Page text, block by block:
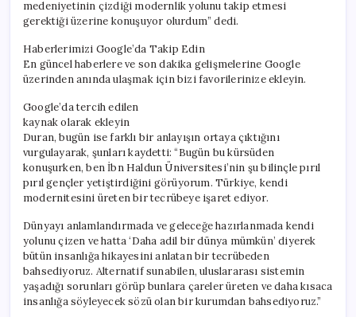
medeniyetinin çizdiği modernlik yolunu takip etmesi
gerektiği üzerine konuşuyor olurdum” dedi.
Haberlerimizi Google’da Takip Edin
En güncel haberlere ve son dakika gelişmelerine Google
üzerinden anında ulaşmak için bizi favorilerinize ekleyin.
Google’da tercih edilen
kaynak olarak ekleyin
Duran, bugün ise farklı bir anlayışın ortaya çıktığını
vurgulayarak, şunları kaydetti: “Bugün bu kürsüden
konuşurken, ben İbn Haldun Üniversitesi’nin şu bilinçle pırıl
pırıl gençler yetiştirdiğini görüyorum. Türkiye, kendi
modernitesini üreten bir tecrübeye işaret ediyor.
Dünyayı anlamlandırmada ve geleceğe hazırlanmada kendi
yolunu çizen ve hatta ‘Daha adil bir dünya mümkün’ diyerek
bütün insanlığa hikayesini anlatan bir tecrübeden
bahsediyoruz. Alternatif sunabilen, uluslararası sistemin
yaşadığı sorunları görüp bunlara çareler üreten ve daha kısaca
insanlığa söyleyecek sözü olan bir kurumdan bahsediyoruz.”